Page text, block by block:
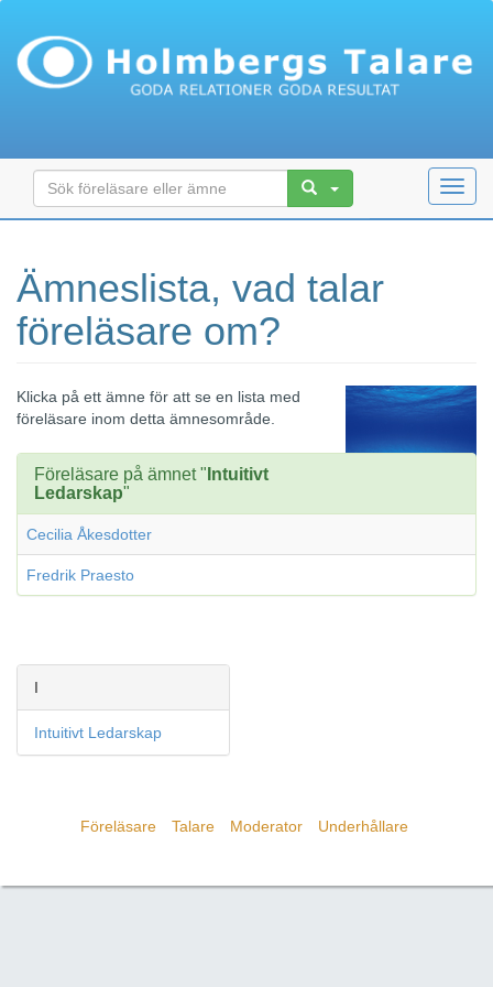
Ämneslista, vad talar
föreläsare om?
Klicka på ett ämne för att se en lista med
föreläsare inom detta ämnesområde.
Föreläsare på ämnet " Intuitivt
Ledarskap"
Cecilia Åkesdotter
Fredrik Praesto
I
Intuitivt Ledarskap
Föreläsare Talare Moderator Underhållare